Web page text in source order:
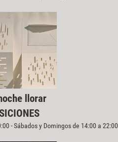
llorar
- Sábados y Domingos de 14:00 a 22:00